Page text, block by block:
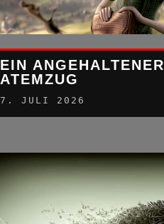
EIN ANGEHALTENER
ATEMZUG
7. JULI 2026